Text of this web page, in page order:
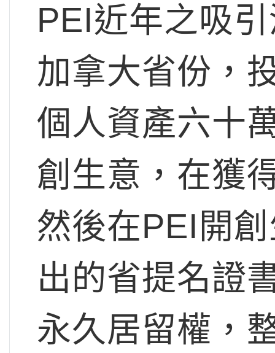
PEI近年之吸
加拿大省份，
個人資產六十
創生意，在獲
然後在PEI開
出的省提名證
永久居留權，